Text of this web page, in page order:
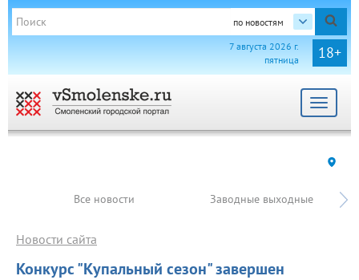
по новостям
18+
7 августа 2026 г.
пятница
Toggle
Все новости Заводные выходные
Конкурс "Купальный сезон" завершен
Новости сайта